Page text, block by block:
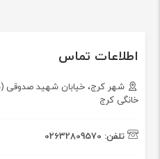
اطلاعات تماس
خانگی کرج
تلفن: 02632809570